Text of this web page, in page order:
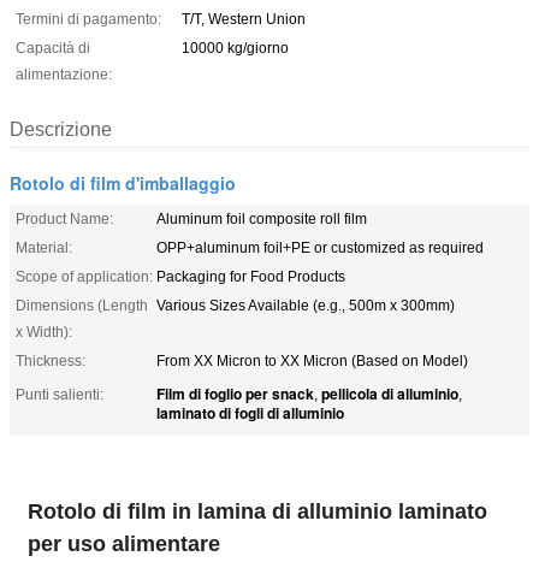
Termini di pagamento:
T/T, Western Union
Capacità di
alimentazione:
10000 kg/giorno
Descrizione
Rotolo di film d'imballaggio
Product Name:
Aluminum foil composite roll film
Material:
OPP+aluminum foil+PE or customized as required
Scope of application: Packaging for Food Products
Dimensions (Length
x Width):
Various Sizes Available (e.g., 500m x 300mm)
Thickness:
From XX Micron to XX Micron (Based on Model)
Punti salienti:
Film di foglio per snack, pellicola di alluminio,
laminato di fogli di alluminio
Rotolo di film in lamina di alluminio laminato
per uso alimentare